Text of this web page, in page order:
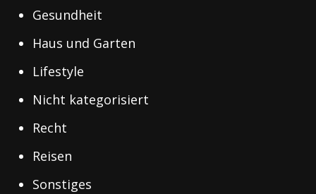
Gesundheit
Haus und Garten
Lifestyle
Nicht kategorisiert
Recht
Reisen
Sonstiges